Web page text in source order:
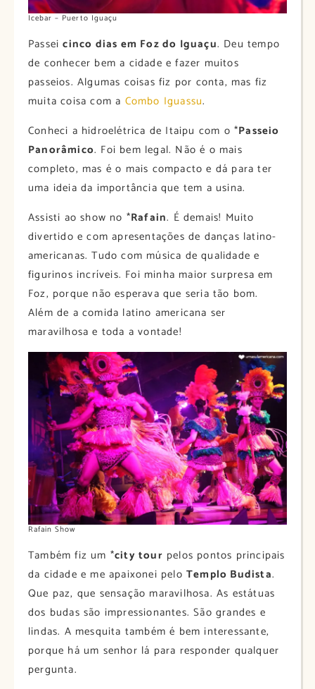
Icebar – Puerto Iguaçu
Passeicinco dias em Foz do Iguaçu. Deu tempo
de conhecer bem a cidade e fazer muitos
passeios. Algumas coisas fiz por conta, mas fiz
muita coisa com a Combo Iguassu.
Conheci a hidroelétrica de Itaipu com o *Passeio
Panorâmico. Foi bem legal. Não é o mais
completo, mas é o mais compacto e dá para ter
uma ideia da importância que tem a usina.
Assisti ao show no *Rafain. É demais! Muito
divertido e com apresentações de danças latino-
americanas. Tudo com música de qualidade e
figurinos incríveis. Foi minha maior surpresa em
Foz, porque não esperava que seria tão bom.
Além de a comida latino americana ser
maravilhosa e toda a vontade!
Rafain Show
Também fiz um *city tour pelos pontos principais
da cidade e me apaixonei pelo Templo Budista.
Que paz, que sensação maravilhosa. As estátuas
dos budas são impressionantes. São grandes e
lindas. A mesquita também é bem interessante,
porque há um senhor lá para responder qualquer
pergunta.